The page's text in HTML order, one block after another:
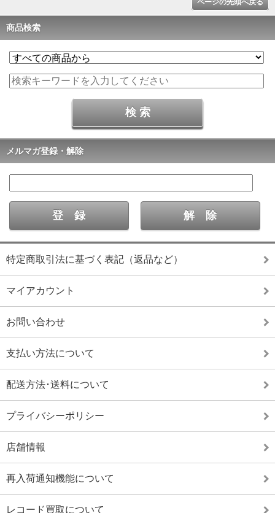
商品検索
メルマガ登録・解除
特定商取引法に基づく表記（返品など）
マイアカウント
お問い合わせ
支払い方法について
配送方法･送料について
プライバシーポリシー
店舗情報
再入荷通知機能について
レコード買取について